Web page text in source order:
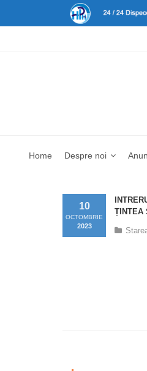
Home Despre noi
ȚINTEA
10
OCTOMBRIE
2023